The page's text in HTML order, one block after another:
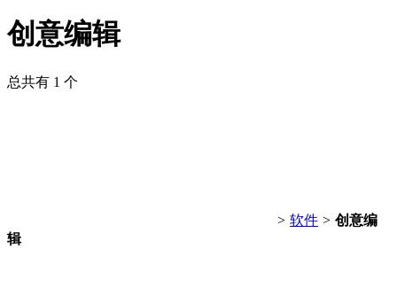
创意编辑
总共有 1 个
> 软件 > 创意编
辑